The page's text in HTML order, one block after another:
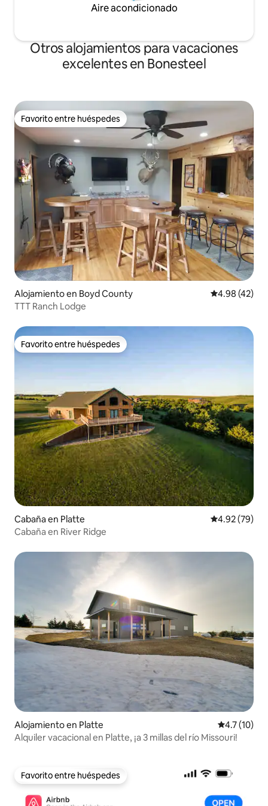
Aire acondicionado
Otros alojamientos para vacaciones
excelentes en Bonesteel
Favorito entre huéspedes
Favorito entre huéspedes
Alojamiento en Boyd County Calificación
4.98 (42)
TTT Ranch Lodge
Favorito entre huéspedes
Favorito entre huéspedes
Cabaña en Platte Calificación
4.92 (79)
Cabaña en River Ridge
Alojamiento en Platte Calificación
4.7 (10)
Alquiler vacacional en Platte, ¡a 3 millas del río Missouri!
Favorito entre huéspedes
Favorito entre huéspedes